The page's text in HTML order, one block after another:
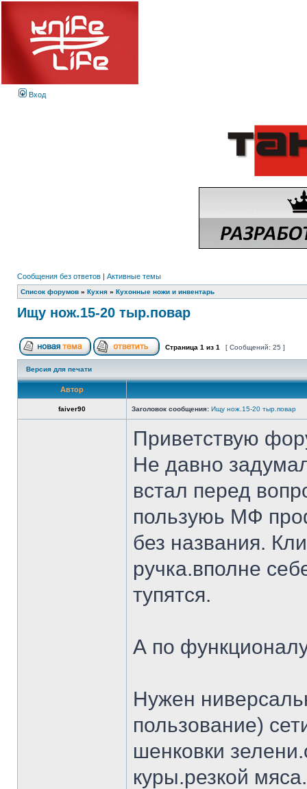
Вход
Сообщения без ответов | Активные темы
Список форумов » Кухня » Кухонные ножи и инвентарь
Ищу нож.15-20 тыр.повар
Страница 1 из 1 [ Сообщений: 25 ]
Версия для печати
Автор
faiver90 Заголовок сообщения: Ищу нож.15-20 тыр.повар
Приветствую
Не давно
встал перед
пользуюь МФ
без названия.
ручка.вполне
тупятся.
А по
Нужен
пользование)
шенковки
куры.резкой